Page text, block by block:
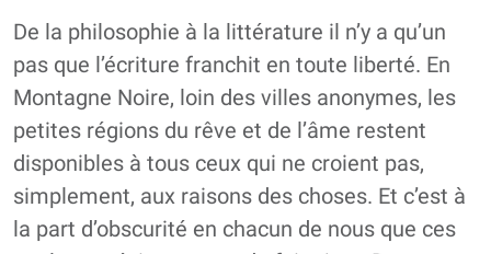
De la philosophie à la littérature il n’y a qu’un
pas que l’écriture franchit en toute liberté. En
Montagne Noire, loin des villes anonymes, les
petites régions du rêve et de l’âme restent
disponibles à tous ceux qui ne croient pas,
simplement, aux raisons des choses. Et c’est à
la part d’obscurité en chacun de nous que ces